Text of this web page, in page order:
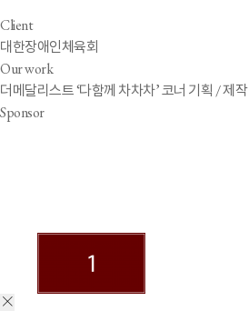
Client
대한장애인체육회
Our work
더메달리스트 ‘다함께 차차차’ 코너 기획 / 제작
Sponsor